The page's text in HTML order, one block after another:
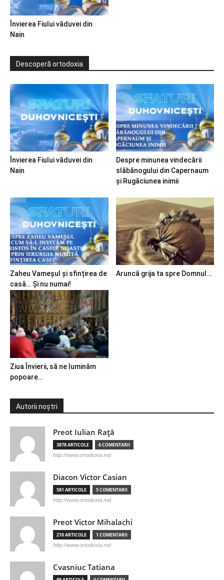
Învierea Fiului văduvei din
Nain
Descoperă ortodoxia
Învierea Fiului văduvei din
Nain
Despre minunea vindecării
slăbănogului din Capernaum
și Rugăciunea inimii
Zaheu Vameșul și sfințirea de
casă… Și nu numai!
Aruncă grija ta spre Domnul…
Ziua Învierii, să ne luminăm
popoare…
Autorii noștri
Preot Iulian Raţă
3878 ARTICOLE 6 COMENTARII
http://www.ortodoxia.md
Diacon Victor Casian
581 ARTICOLE 5 COMENTARII
http://www.ortodoxia.md
Preot Victor Mihalachi
210 ARTICOLE 1 COMENTARII
http://www.ortodoxia.md
Cvasniuc Tatiana